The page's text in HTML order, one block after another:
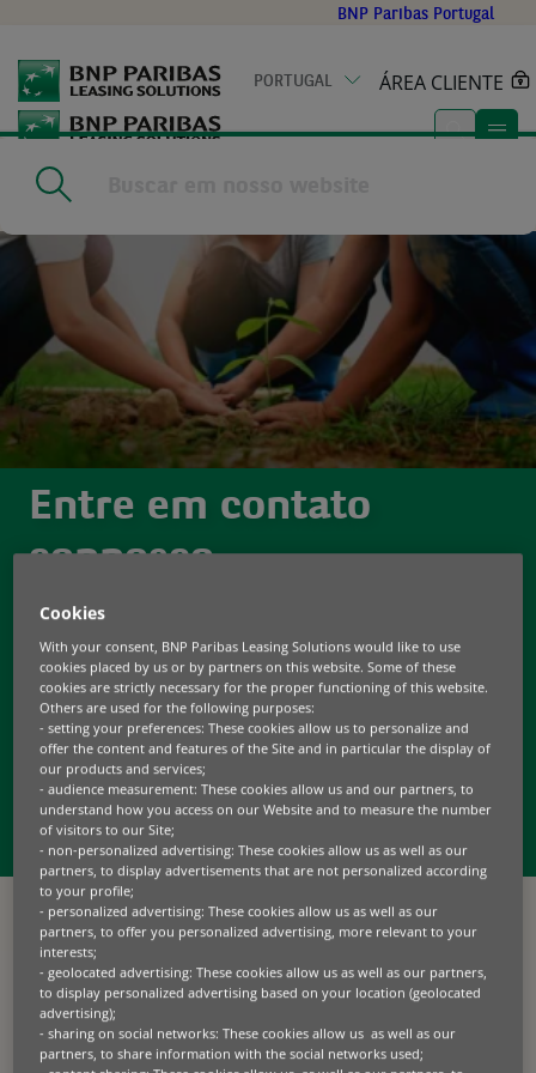
main
content
BNP Paribas Portugal
PORTUGAL ÁREA CLIENTE
Home
Entre em contato
connosco
financiamento?
Está interessado em tornar-se um parceiro ou tem
dúvidas sobre um contrato em vigor? Não hesite em
contactar-nos.
Adaptamo-nos da melhor forma possível às suas
necessidades.
Em que situação se encontra?
É cliente?
Cookies
With your consent, BNP Paribas Leasing Solutions would like to use
cookies placed by us or by partners on this website. Some of these
cookies are strictly necessary for the proper functioning of this website.
Others are used for the following purposes:
- setting your preferences: These cookies allow us to personalize and
offer the content and features of the Site and in particular the display of
our products and services;
- audience measurement: These cookies allow us and our partners, to
understand how you access on our Website and to measure the number
of visitors to our Site;
- non-personalized advertising: These cookies allow us as well as our
partners, to display advertisements that are not personalized according
to your profile;
- personalized advertising: These cookies allow us as well as our
partners, to offer you personalized advertising, more relevant to your
interests;
- geolocated advertising: These cookies allow us as well as our partners,
to display personalized advertising based on your location (geolocated
advertising);
- sharing on social networks: These cookies allow us as well as our
partners, to share information with the social networks used;